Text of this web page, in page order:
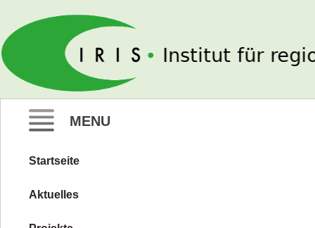
IRIS e. V.
MENU
Zum
springen
Startseite
Aktuelles